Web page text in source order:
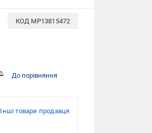
КОД MP13815472
До порівняння
Інші товари продавця